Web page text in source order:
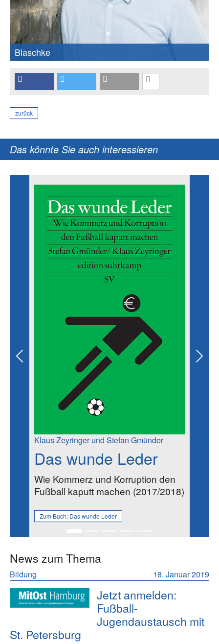
Blaschke
zurück
Das könnte Sie auch interessieren
Klaus Zeyringer und Stefan Gmünder
Das wunde Leder
Wie Kommerz und Korruption den
Fußball kaputt machen (2017/2018)
Zum Buch: Das wunde Leder
Previous Next
News zum Thema
18. Januar 2019
Bildung
Jetzt anmelden:
Fußball-
Jugendaustausch mit
St. Petersburg